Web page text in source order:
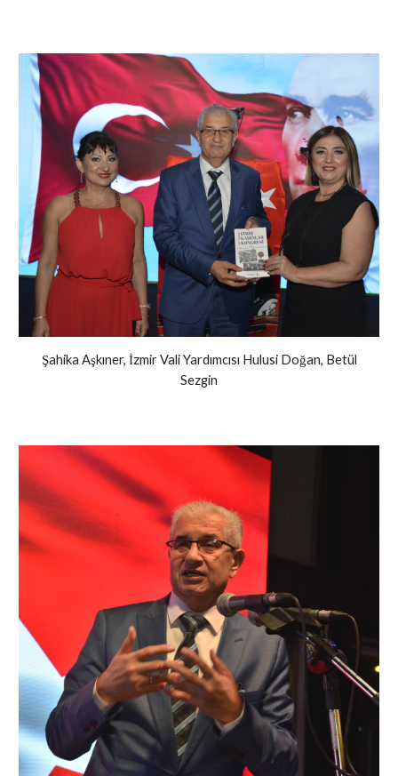
Şahika Aşkıner, İzmir Vali Yardımcısı Hulusi Doğan, Betül
Sezgin